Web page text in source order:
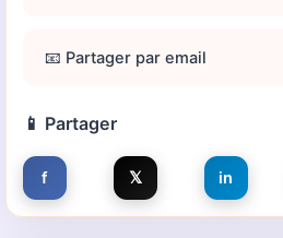
📧 Partager par email
📱 Partager
f 𝕏 in